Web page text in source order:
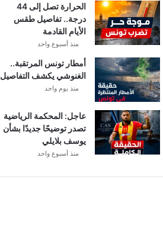
الحرارة تصل إلى 44
درجة.. تفاصيل طقس
الأيام القادمة
منذ أسبوع واحد
أمطار تونس المرتقبة..
الغنوشي يكشف التفاصيل
منذ يوم واحد
عاجل: المحكمة الرياضية
تصدر توضيحًا جديدًا بشأن
يوسف بلايلي
منذ أسبوع واحد